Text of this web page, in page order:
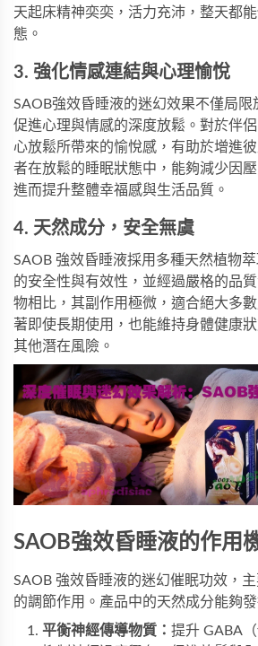
天起床精神奕奕，活力充沛，整天都
態。
3. 強化情感連結與心理愉悅
SAOB強效昏睡液的迷幻效果不僅局
促進心理與情感的深度放鬆。對於伴
心放鬆所帶來的愉悅感，有助於增進
者在放鬆的睡眠狀態中，能夠減少因
進而提升整體幸福感與生活品質。
4. 天然成分，安全無虞
SAOB 強效昏睡液採用多種天然植物
的安全性與有效性，並經過嚴格的品
物相比，其副作用極微，適合絕大多
著即使長期使用，也能維持身體健康
其他潛在風險。
SAOB強效昏睡液的作用
SAOB 強效昏睡液的迷幻催眠功效，
的調節作用。產品中的天然成分能夠發
平衡神經傳導物質： 提升 GABA